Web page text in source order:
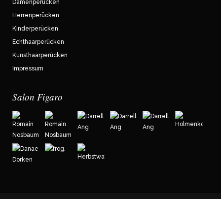
Damenperücken
Herrenperücken
Kinderperücken
Echthaarperücken
Kunsthaarperücken
Impressum
Salon Figaro